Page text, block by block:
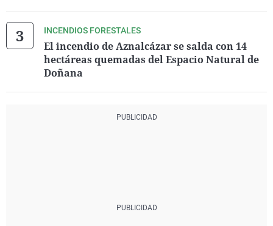
INCENDIOS FORESTALES
El incendio de Aznalcázar se salda con 14
hectáreas quemadas del Espacio Natural de
Doñana